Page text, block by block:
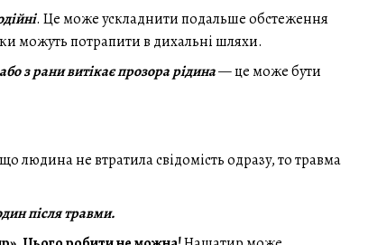
. Це може ускладнити подальше обстеження
можуть потрапити в дихальні шляхи.
з рани витікає прозора рідина— це може бути
людина не втратила свідомість одразу, то травма
після травми.